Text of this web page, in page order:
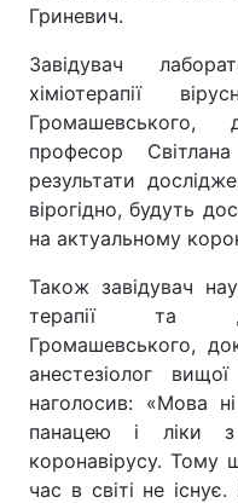
Гриневич.
Завідувач
хіміотерапії
професор
результати
вірогідно, будуть
на актуальному
Також завідувач
терапії та
Громашевського,
анестезіолог
наголосив: «Мова
панацею і ліки
коронавірусу. Тому
час в світі не існує.